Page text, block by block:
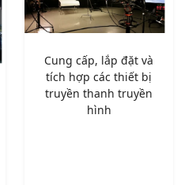
Cung cấp, lắp đặt và
tích hợp các thiết bị
truyền thanh truyền
hình